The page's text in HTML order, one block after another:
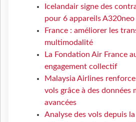
Icelandair signe des
pour 6 appareils A320neo
France : améliorer les
multimodalité
La Fondation Air France
engagement collectif
Malaysia Airlines
vols grâce à des données
avancées
Analyse des vols depuis